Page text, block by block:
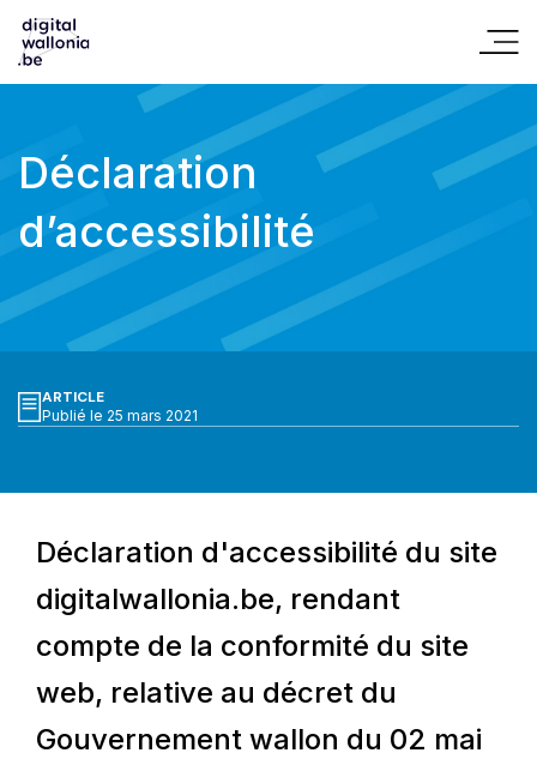
Déclaration
d’accessibilité
ARTICLE
Publié le 25 mars 2021
Déclaration d'accessibilité du site
digitalwallonia.be, rendant
compte de la conformité du site
web, relative au décret du
Gouvernement wallon du 02 mai